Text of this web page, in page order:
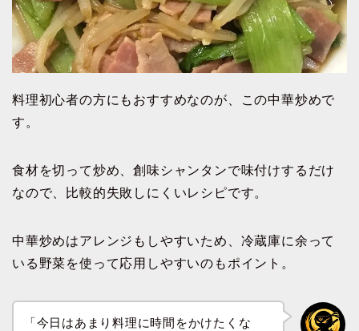
料理初心者の方にもおすすめなのが、この中華炒めで
す。
食材を切って炒め、創味シャンタンで味付けするだけ
なので、比較的失敗しにくいレシピです。
中華炒めはアレンジもしやすいため、冷蔵庫に余って
いる野菜を使って応用しやすいのもポイント。
「今日はあまり料理に時間をかけたくな